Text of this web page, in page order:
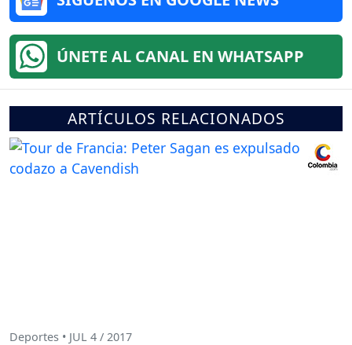
ÚNETE AL CANAL EN WHATSAPP
ARTÍCULOS RELACIONADOS
Deportes • JUL 4 / 2017